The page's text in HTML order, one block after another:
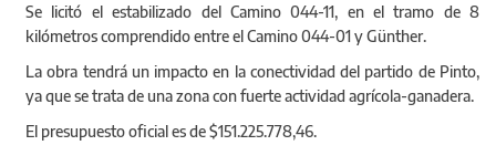
Se licitó el estabilizado del Camino 044-11, en el tramo de 8
kilómetros comprendido entre el Camino 044-01 y Günther.
La obra tendrá un impacto en la conectividad del partido de Pinto,
ya que se trata de una zona con fuerte actividad agrícola-ganadera.
El presupuesto oficial es de $151.225.778,46.